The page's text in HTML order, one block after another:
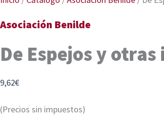
Asociación Benilde
De Espejos y
9,62€
(Precios sin impuestos)